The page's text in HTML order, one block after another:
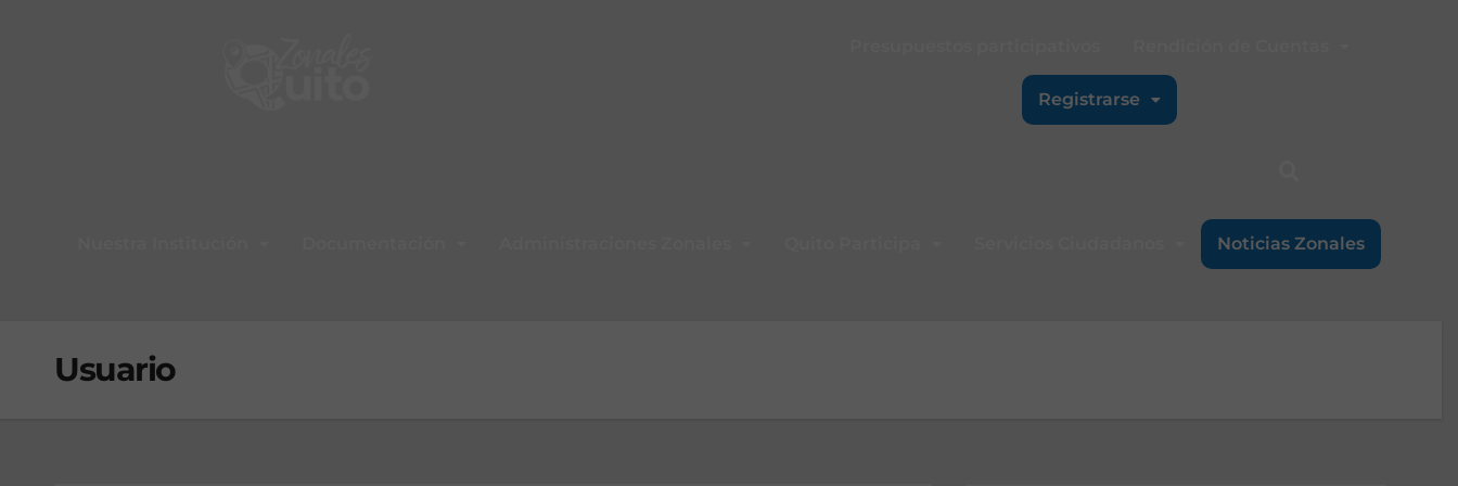
Registrarse
Noticias Zonales
Usuario